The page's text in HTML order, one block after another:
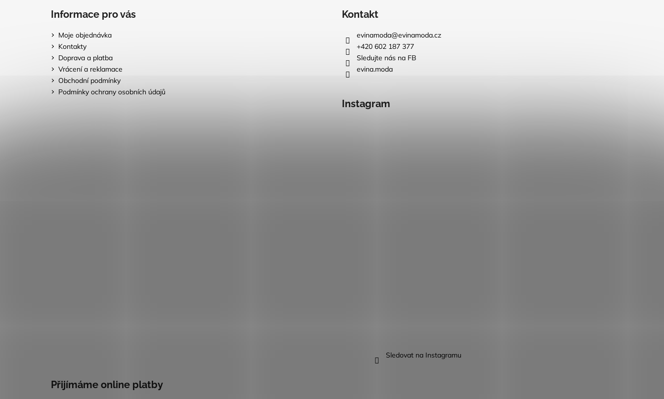
Informace pro vás
Moje objednávka
Kontakty
Doprava a platba
Vrácení a reklamace
Obchodní podmínky
Podmínky ochrany osobních údajů
Kontakt
evinamoda@evinamoda.cz
+420 602 187 377
Sledujte nás na FB
evina.moda
Instagram
Sledovat na Instagramu
Přijímáme online platby